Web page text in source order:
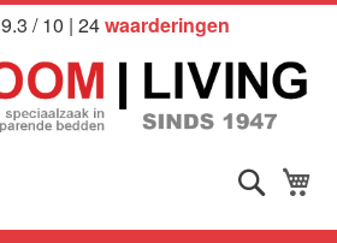
Ga
naar
de
inhoud
9.3 / 10 | 24waarderingen
Zoek